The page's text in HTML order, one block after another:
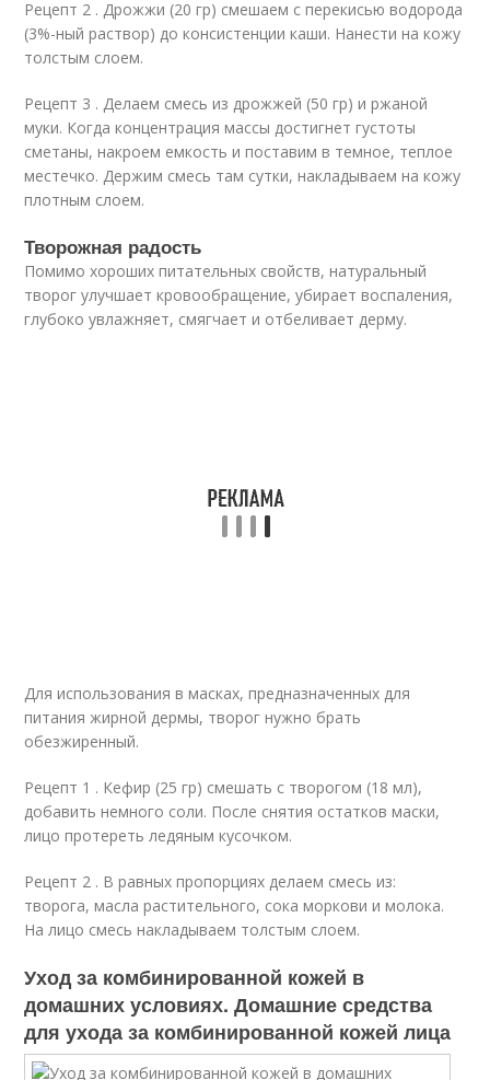
Рецепт 2 . Дрожжи (20 гр) смешаем с перекисью водорода
(3%-ный раствор) до консистенции каши. Нанести на кожу
толстым слоем.
Рецепт 3 . Делаем смесь из дрожжей (50 гр) и ржаной
муки. Когда концентрация массы достигнет густоты
сметаны, накроем емкость и поставим в темное, теплое
местечко. Держим смесь там сутки, накладываем на кожу
плотным слоем.
Творожная радость
Помимо хороших питательных свойств, натуральный
творог улучшает кровообращение, убирает воспаления,
глубоко увлажняет, смягчает и отбеливает дерму.
Для использования в масках, предназначенных для
питания жирной дермы, творог нужно брать
обезжиренный.
Рецепт 1 . Кефир (25 гр) смешать с творогом (18 мл),
добавить немного соли. После снятия остатков маски,
лицо протереть ледяным кусочком.
Рецепт 2 . В равных пропорциях делаем смесь из:
творога, масла растительного, сока моркови и молока.
На лицо смесь накладываем толстым слоем.
Уход за комбинированной кожей в
домашних условиях. Домашние средства
для ухода за комбинированной кожей лица